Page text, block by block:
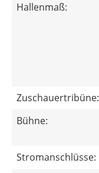
Hallenmaß:
Zuschauertribüne:
Bühne:
Stromanschlüsse: